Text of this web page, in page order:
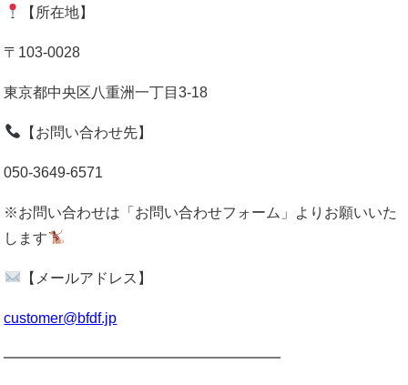
【所在地】
〒103-0028
東京都中央区八重洲一丁目3-18
【お問い合わせ先】
050-3649-6571
※お問い合わせは「お問い合わせフォーム」よりお願いいた
します
【メールアドレス】
customer@bfdf.jp
━━━━━━━━━━━━━━━━━━━